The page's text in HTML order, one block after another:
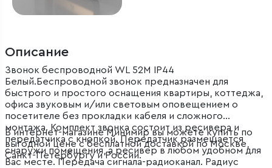
Описание
Звонок беспроводной WL 52M IP44
Белый.Беспроводной звонок предназначен для
быстрого и простого оснащения квартиры, коттеджа,
офиса звуковым и/или световым оповещением о
посетителе без прокладки кабеля и сложного
монтажа. Комплект звонка состоит из ресивера и
передатчика с кнопкой. Передатчик размещается
снаружи помещения, а ресивер в любом удобном для
Вас месте. Передача сигнала-радиоканал. Радиус
В интернет-магазине Минимир вы можете купить по
выгодной цене с бесплатной доставкой по Москве,
Санкт-Петербургу и России.